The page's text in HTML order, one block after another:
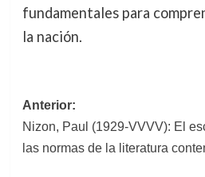
fundamentales para
la nación.
Navegación
de
Anterior:
Nizon, Paul (1929-VVVV): El
las normas de la literatura